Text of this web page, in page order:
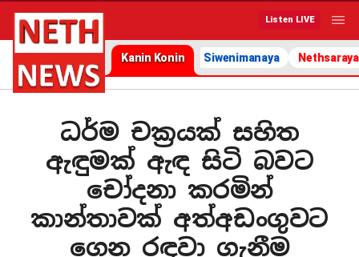
Listen LIVE
Kanin Konin Siwenimanaya Nethsaraya
ධර්ම චක්‍රයක් සහිත
ඇඳුමක් ඇඳ සිටි බවට
චෝදනා කරමින්
කාන්තාවක් අත්අඩංගුවට
ගෙන රඳවා ගැනීම